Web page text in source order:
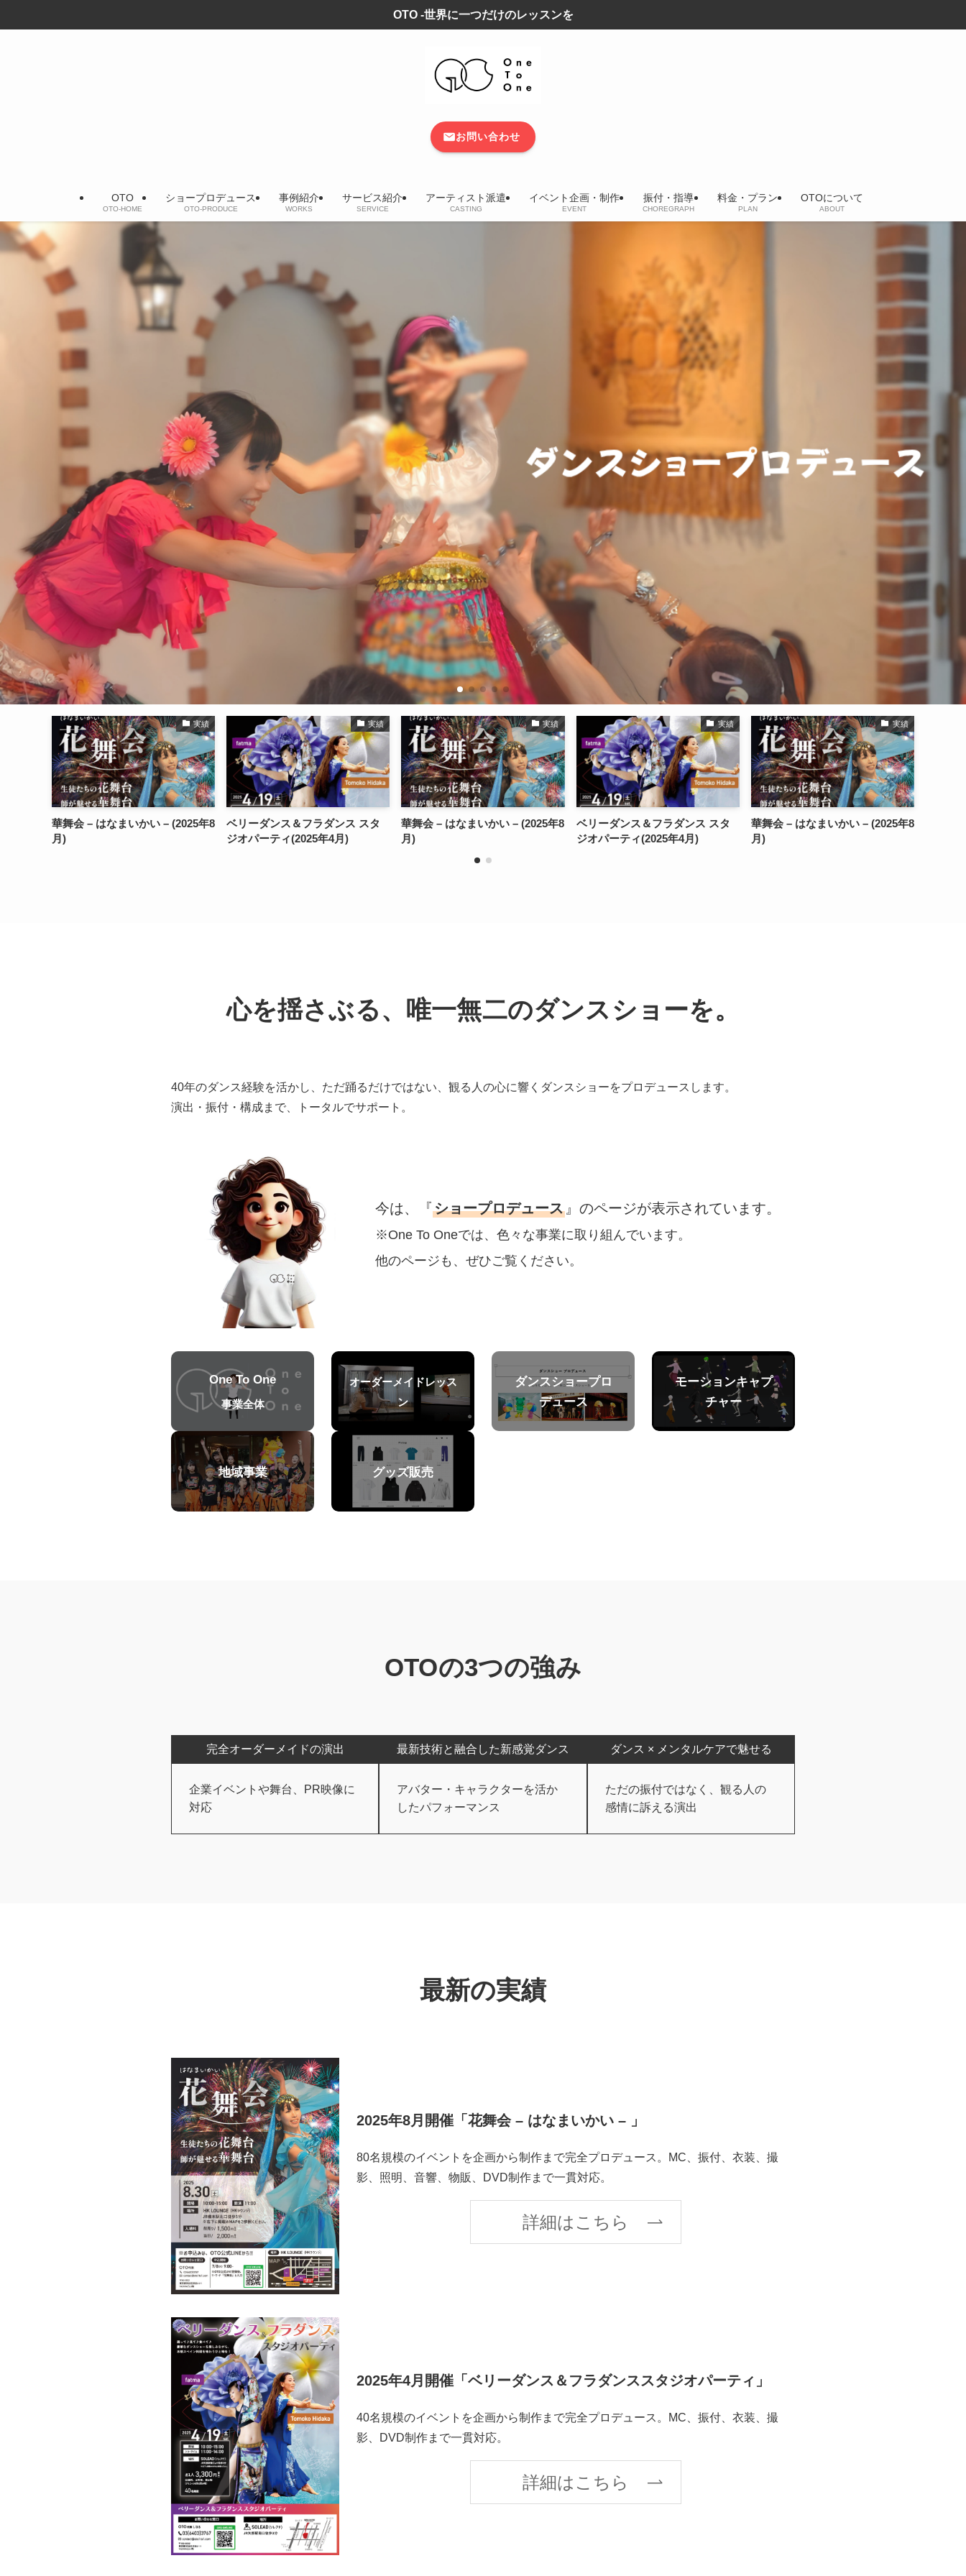
OTO -世界に一つだけのレッスンを
OTO
OTO-HOME
ショープロデュース
OTO-PRODUCE
事例紹介
WORKS
サービス紹介
SERVICE
アーティスト派遣
CASTING
イベント企画・制作
EVENT
振付・指導
CHOREGRAPH
料金・プラン
PLAN
OTOについて
ABOUT
お問い合わせ
実績
ベリーダンス＆フラダンス スタ
ジオパーティ(2025年4月)
実績
華舞会 – はなまいかい – (2025年8
月)
実績
ベリーダンス＆フラダンス スタ
ジオパーティ(2025年4月)
実績
華舞会 – はなまいかい – (2025年8
月)
実績
ベリーダンス＆フラダンス スタ
ジオパーティ(2025年4月)
心を揺さぶる、唯一無二のダンスショーを。
40年のダンス経験を活かし、ただ踊るだけではない、観る人の心に響くダンスショーをプロデュースします。
演出・振付・構成まで、トータルでサポート。
今は、『ショープロデュース 』のページが表示されています。
※One To Oneでは、色々な事業に取り組んでいます。
他のページも、ぜひご覧ください。
One To One
事業全体
オーダーメイドレッス
ン
ダンスショープロ
デュース
モーションキャプ
チャー
地域事業 グッズ販売
OTOの3つの強み
完全オーダーメイドの演出
企業イベントや舞台、PR映像に
対応
最新技術と融合した新感覚ダンス
アバター・キャラクターを活か
したパフォーマンス
ダンス × メンタルケアで魅せる
ただの振付ではなく、観る人の
感情に訴える演出
最新の実績
2025年8月開催「花舞会 – はなまいかい – 」
80名規模のイベントを企画から制作まで完全プロデュース。MC、振付、衣装、撮
影、照明、音響、物販、DVD制作まで一貫対応。
詳細はこちら
2025年4月開催「ベリーダンス＆フラダンススタジオパーティ」
40名規模のイベントを企画から制作まで完全プロデュース。MC、振付、衣装、撮
影、DVD制作まで一貫対応。
詳細はこちら